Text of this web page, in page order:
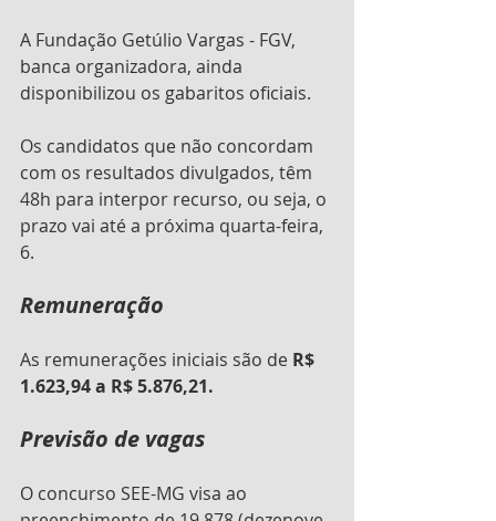
A Fundação Getúlio Vargas - FGV,
banca organizadora, ainda
disponibilizou os gabaritos oficiais.
Os candidatos que não concordam
com os resultados divulgados, têm
48h para interpor recurso, ou seja, o
prazo vai até a próxima quarta-feira,
6.
Remuneração
As remunerações iniciais são de R$
1.623,94 a R$ 5.876,21.
Previsão de vagas
O concurso SEE-MG visa ao